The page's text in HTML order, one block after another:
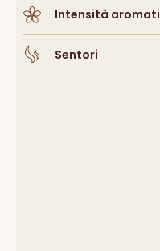
Intensità
Sentori